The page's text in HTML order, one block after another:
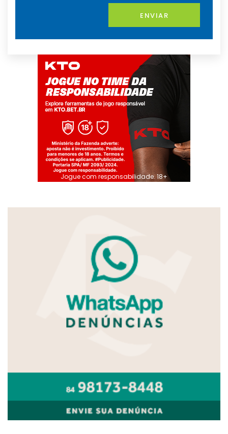
ENVIAR
Jogue com responsabilidade. 18+